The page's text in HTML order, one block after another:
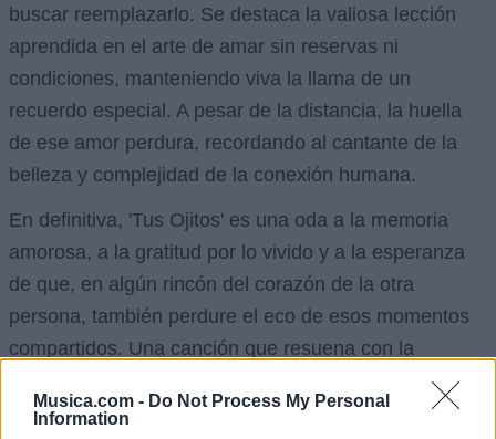
Musica.com - Do Not Process My Personal
Information
buscar reemplazarlo. Se destaca la valiosa lección
aprendida en el arte de amar sin reservas ni
condiciones, manteniendo viva la llama de un
recuerdo especial. A pesar de la distancia, la huella
de ese amor perdura, recordando al cantante de la
belleza y complejidad de la conexión humana.
En definitiva, 'Tus Ojitos' es una oda a la memoria
amorosa, a la gratitud por lo vivido y a la esperanza
de que, en algún rincón del corazón de la otra
persona, también perdure el eco de esos momentos
compartidos. Una canción que resuena con la
ternura, la intensidad y la melancolía que caracterizan
al amor verdadero.